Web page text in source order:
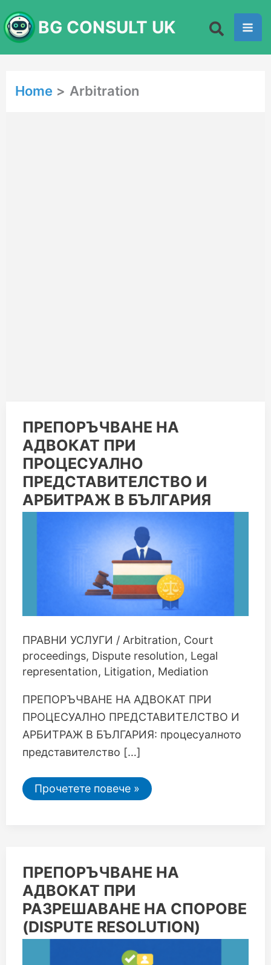
to
content
BG CONSULT UK
Home Arbitration
ПРЕПОРЪЧВАНЕ НА
АДВОКАТ ПРИ
ПРОЦЕСУАЛНО
ПРЕДСТАВИТЕЛСТВО И
АРБИТРАЖ В БЪЛГАРИЯ
ПРАВНИ УСЛУГИ / Arbitration, Court
proceedings, Dispute resolution, Legal
representation, Litigation, Mediation
ПРЕПОРЪЧВАНЕ НА АДВОКАТ ПРИ
ПРОЦЕСУАЛНО ПРЕДСТАВИТЕЛСТВО И
АРБИТРАЖ В БЪЛГАРИЯ: процесуалното
представителство […]
ПРЕПОРЪЧВАНЕ
НА
АДВОКАТ
ПРИ
ПРОЦЕСУАЛНО
ПРЕДСТАВИТЕЛСТВО
И
АРБИТРАЖ
В
Прочетете повече »
ПРЕПОРЪЧВАНЕ НА
АДВОКАТ ПРИ
РАЗРЕШАВАНЕ НА СПОРОВЕ
(DISPUTE RESOLUTION)
ПРЕПОРЪЧВАНЕ
НА
АДВОКАТ
ПРИ
РАЗРЕШАВАНЕ
НА
СПОРОВЕ